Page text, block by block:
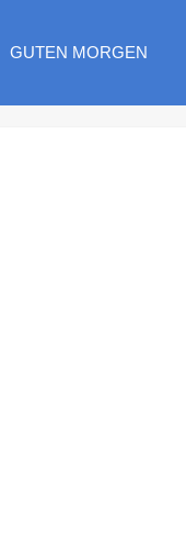
GUTEN MORGEN